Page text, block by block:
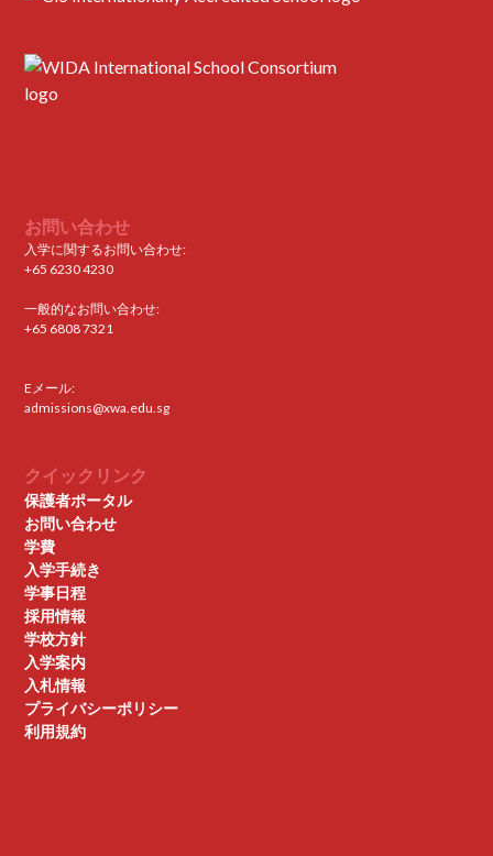
お問い合わせ
入学に関するお問い合わせ:
+65 6230 4230
一般的なお問い合わせ:
+65 6808 7321
Eメール:
admissions@xwa.edu.sg
クイックリンク
保護者ポータル
お問い合わせ
学費
入学手続き
学事日程
採用情報
学校方針
入学案内
入札情報
プライバシーポリシー
利用規約